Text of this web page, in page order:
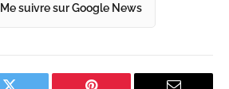
Me suivre sur Google News